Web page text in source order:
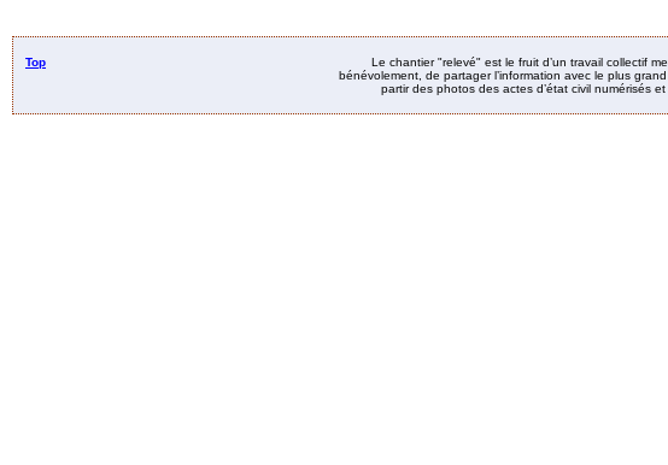
Top
Le chantier "relevé" est le fruit d’un travail collectif
bénévolement, de partager l’information avec le plus
partir des photos des actes d’état civil numérisés